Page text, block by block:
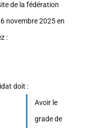
de la fédération
novembre 2025 en
:
doit :
Avoir le
grade de